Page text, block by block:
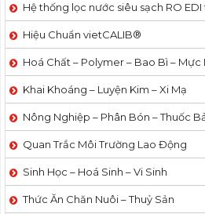
Hệ thống lọc nước siêu sạch RO
Hiệu Chuẩn vietCALIB®
Hoá Chất – Polymer – Bao Bì – Mực
Khai Khoáng – Luyện Kim – Xi Mạ
Nông Nghiệp – Phân Bón – Thuốc
Quan Trắc Môi Trường Lao Động
Sinh Học – Hoá Sinh – Vi Sinh
Thức Ăn Chăn Nuôi – Thuỷ Sản